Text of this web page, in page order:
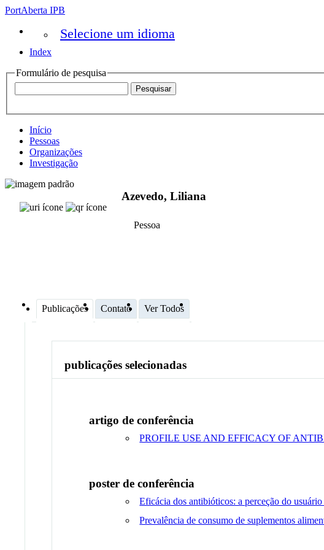
PortAberta IPB
Selecione um idioma
Index
Formulário de pesquisa
Início
Pessoas
Organizações
Investigação
Azevedo, Liliana
Pessoa
Publicações Contato Ver Todos
publicações selecionadas
artigo de conferência
PROFILE USE AND EFFICACY OF
poster de conferência
Eficácia dos antibióticos: a perceção do
Prevalência de consumo de suplementos